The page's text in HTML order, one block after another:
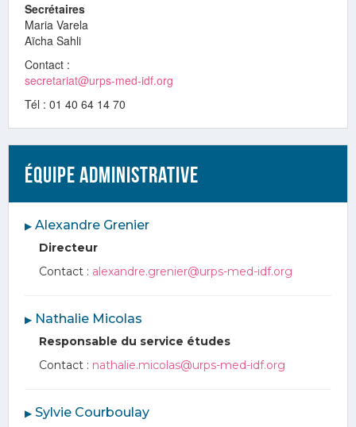
Secrétaires
Maria Varela
Aïcha Sahli
Contact :
secretariat@urps-med-idf.org
Tél : 01 40 64 14 70
Équipe administrative
▶ ︎ Alexandre Grenier
Directeur
Contact : alexandre.grenier@urps-med-idf.org
▶ ︎ Nathalie Micolas
Responsable du service études
Contact : nathalie.micolas@urps-med-idf.org
▶ ︎ Sylvie Courboulay